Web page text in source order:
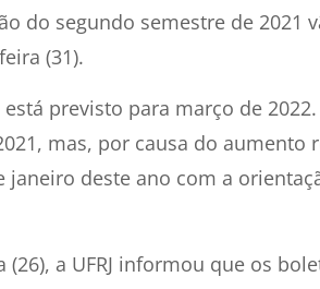
do segundo semestre de 2021
(31).
previsto para março de
mas, por causa do aumento
deste ano com a
a UFRJ informou que os